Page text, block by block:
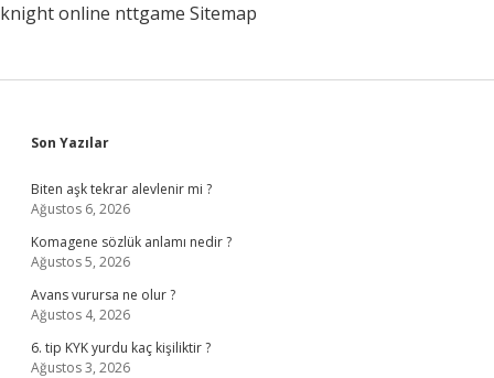
knight online nttgame Sitemap
Sidebar
Son Yazılar
Biten aşk tekrar alevlenir mi ?
Ağustos 6, 2026
Komagene sözlük anlamı nedir ?
Ağustos 5, 2026
Avans vurursa ne olur ?
Ağustos 4, 2026
6. tip KYK yurdu kaç kişiliktir ?
Ağustos 3, 2026